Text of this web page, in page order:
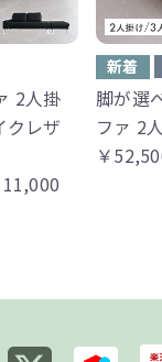
2人掛
クレザ
新着
脚が選
ファ 2
￥